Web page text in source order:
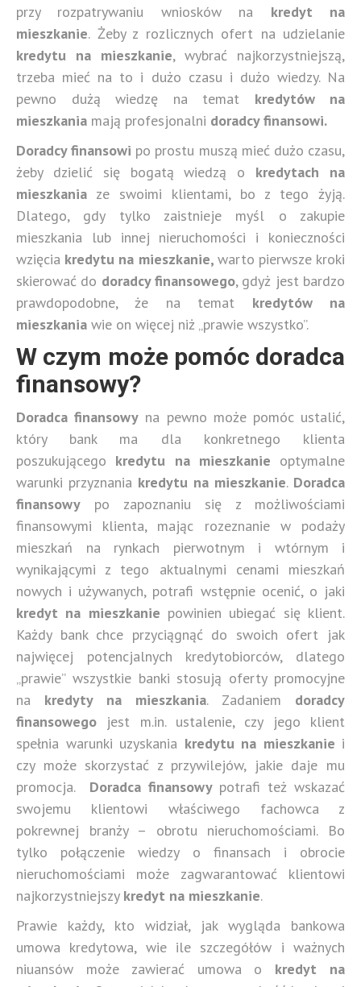
przy rozpatrywaniu wniosków na kredyt na
mieszkanie. Żeby z rozlicznych ofert na udzielanie
kredytu na mieszkanie, wybrać najkorzystniejszą,
trzeba mieć na to i dużo czasu i dużo wiedzy. Na
pewno dużą wiedzę na temat kredytów na
mieszkania mają profesjonalni doradcy finansowi.
Doradcy finansowi po prostu muszą mieć dużo czasu,
żeby dzielić się bogatą wiedzą o kredytach na
mieszkania ze swoimi klientami, bo z tego żyją.
Dlatego, gdy tylko zaistnieje myśl o zakupie
mieszkania lub innej nieruchomości i konieczności
wzięcia kredytu na mieszkanie, warto pierwsze kroki
skierować do doradcy finansowego, gdyż jest bardzo
prawdopodobne, że na temat kredytów na
mieszkania wie on więcej niż „prawie wszystko”.
W czym może pomóc doradca
finansowy?
Doradca finansowy na pewno może pomóc ustalić,
który bank ma dla konkretnego klienta
poszukującego kredytu na mieszkanie optymalne
warunki przyznania kredytu na mieszkanie. Doradca
finansowy po zapoznaniu się z możliwościami
finansowymi klienta, mając rozeznanie w podaży
mieszkań na rynkach pierwotnym i wtórnym i
wynikającymi z tego aktualnymi cenami mieszkań
nowych i używanych, potrafi wstępnie ocenić, o jaki
kredyt na mieszkanie powinien ubiegać się klient.
Każdy bank chce przyciągnąć do swoich ofert jak
najwięcej potencjalnych kredytobiorców, dlatego
„prawie” wszystkie banki stosują oferty promocyjne
na kredyty na mieszkania. Zadaniem doradcy
finansowego jest m.in. ustalenie, czy jego klient
spełnia warunki uzyskania kredytu na mieszkanie i
czy może skorzystać z przywilejów, jakie daje mu
promocja. Doradca finansowypotrafi też wskazać
swojemu klientowi właściwego fachowca z
pokrewnej branży – obrotu nieruchomościami. Bo
tylko połączenie wiedzy o finansach i obrocie
nieruchomościami może zagwarantować klientowi
najkorzystniejszy kredyt na mieszkanie.
Prawie każdy, kto widział, jak wygląda bankowa
umowa kredytowa, wie ile szczegółów i ważnych
niuansów może zawierać umowa o kredyt na